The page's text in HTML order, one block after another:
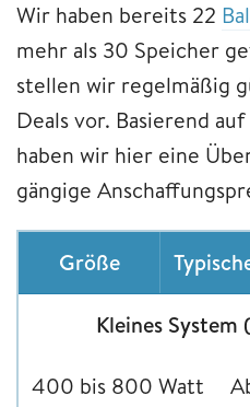
Wir haben bereits 22
mehr als 30 Speicher
stellen wir regelmäßig
Deals vor. Basierend
haben wir hier eine
gängige
Größe
Kleines System
400 bis 800 Watt